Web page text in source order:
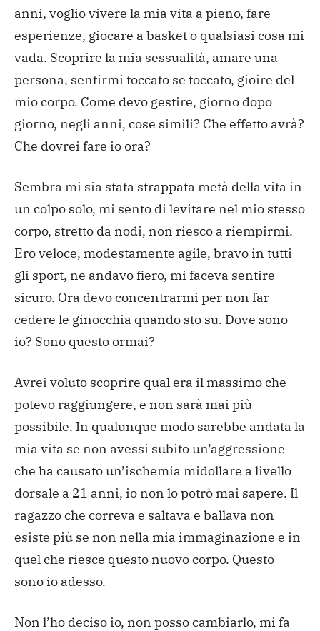
anni, voglio vivere la mia vita a pieno, fare
esperienze, giocare a basket o qualsiasi cosa mi
vada. Scoprire la mia sessualità, amare una
persona, sentirmi toccato se toccato, gioire del
mio corpo. Come devo gestire, giorno dopo
giorno, negli anni, cose simili? Che effetto avrà?
Che dovrei fare io ora?
Sembra mi sia stata strappata metà della vita in
un colpo solo, mi sento di levitare nel mio stesso
corpo, stretto da nodi, non riesco a riempirmi.
Ero veloce, modestamente agile, bravo in tutti
gli sport, ne andavo fiero, mi faceva sentire
sicuro. Ora devo concentrarmi per non far
cedere le ginocchia quando sto su. Dove sono
io? Sono questo ormai?
Avrei voluto scoprire qual era il massimo che
potevo raggiungere, e non sarà mai più
possibile. In qualunque modo sarebbe andata la
mia vita se non avessi subito un’aggressione
che ha causato un’ischemia midollare a livello
dorsale a 21 anni, io non lo potrò mai sapere. Il
ragazzo che correva e saltava e ballava non
esiste più se non nella mia immaginazione e in
quel che riesce questo nuovo corpo. Questo
sono io adesso.
Non l’ho deciso io, non posso cambiarlo, mi fa